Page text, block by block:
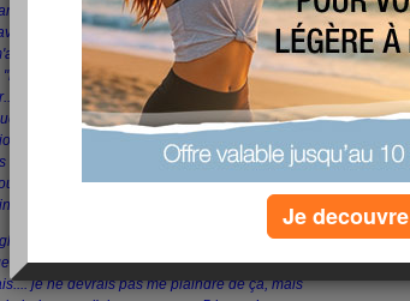
j'étais bien partie, mais arrivée en bord
d'enfer : pluie, vent fort et grêle !! Que du
sous un porche de garage, mais pas pour
mais en plus, je ne savais pas
et si ça allait se calmer.. de toutes façons,
je rentre par mes propres moyens! Pas de
de Conseil d'Administration pour le football,
l'âge... personne pour venir me chercher...... j'ai
et je suis rentrée au plus court......Je n'ai donc
la balance faisait la tronche.... et moi aussi.
mais j'avoue que c'est dur !!!! J'ai envie de
et je crois que la semaine à l'hotel me
je ne devrais pas me plaindre de ça, mais
Je decouvre